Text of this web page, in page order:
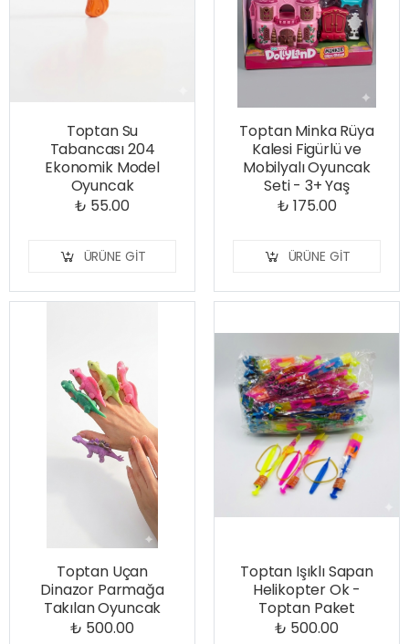
Toptan Su
Tabancası 204
Ekonomik Model
Oyuncak
₺ 55.00
ÜRÜNE GIT
Toptan Minka Rüya
Kalesi Figürlü ve
Mobilyalı Oyuncak
Seti - 3+ Yaş
₺ 175.00
ÜRÜNE GIT
Toptan Uçan
Dinazor Parmağa
Takılan Oyuncak
₺ 500.00
Toptan Işıklı Sapan
Helikopter Ok -
Toptan Paket
₺ 500.00